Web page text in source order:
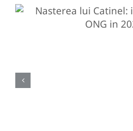
Nasterea lui
infiintarea unui